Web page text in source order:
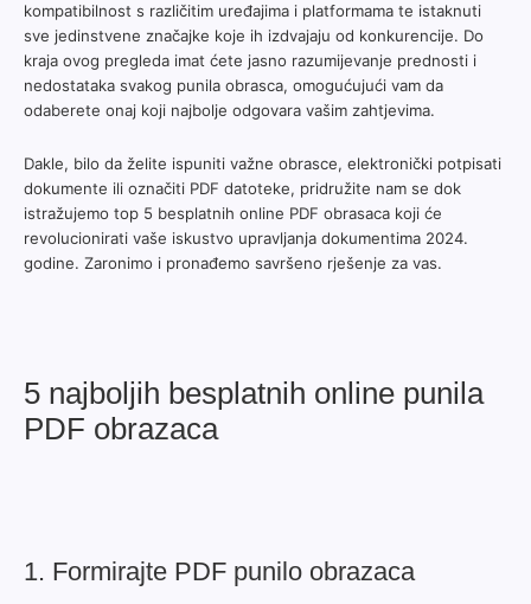
kompatibilnost s različitim uređajima i platformama te istaknuti
sve jedinstvene značajke koje ih izdvajaju od konkurencije. Do
kraja ovog pregleda imat ćete jasno razumijevanje prednosti i
nedostataka svakog punila obrasca, omogućujući vam da
odaberete onaj koji najbolje odgovara vašim zahtjevima.
Dakle, bilo da želite ispuniti važne obrasce, elektronički potpisati
dokumente ili označiti PDF datoteke, pridružite nam se dok
istražujemo top 5 besplatnih online PDF obrasaca koji će
revolucionirati vaše iskustvo upravljanja dokumentima 2024.
godine. Zaronimo i pronađemo savršeno rješenje za vas.
5 najboljih besplatnih online punila
PDF obrazaca
1. Formirajte PDF punilo obrazaca